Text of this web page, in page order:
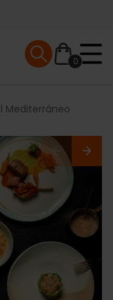
0
Mobile menu
Mediterráneo